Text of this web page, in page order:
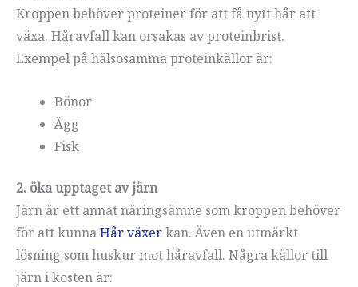
Kroppen behöver proteiner för att få nytt hår att
växa. Håravfall kan orsakas av proteinbrist.
Exempel på hälsosamma proteinkällor är:
Bönor
Ägg
Fisk
2. öka upptaget av järn
Järn är ett annat näringsämne som kroppen behöver
för att kunnaHår växerkan. Även en utmärkt
lösning som huskur mot håravfall. Några källor till
järn i kosten är: